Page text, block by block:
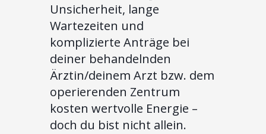
Unsicherheit, lange
Wartezeiten und
komplizierte Anträge bei
deiner behandelnden
Ärztin/deinem Arzt bzw. dem
operierenden Zentrum
kosten wertvolle Energie –
doch du bist nicht allein.